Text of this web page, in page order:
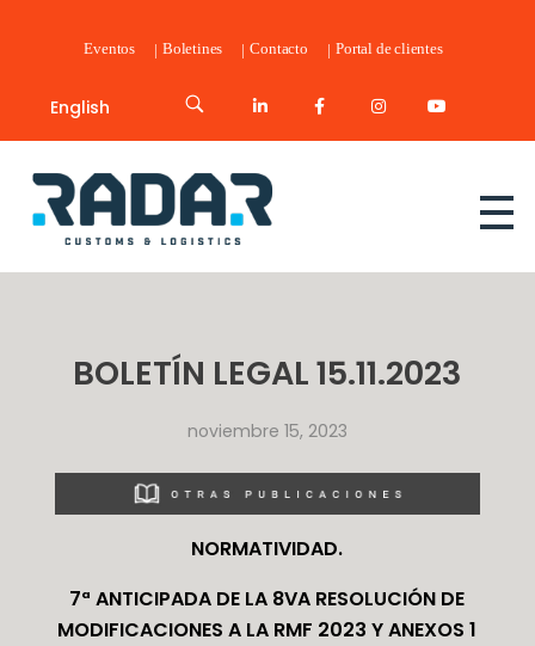
Eventos Boletines Contacto Portal de clientes
English
Radar Customs & Logistics
BOLETÍN LEGAL 15.11.2023
noviembre 15, 2023
NORMATIVIDAD.
7ª ANTICIPADA DE LA 8VA RESOLUCIÓN DE
MODIFICACIONES A LA RMF 2023 Y ANEXOS 1